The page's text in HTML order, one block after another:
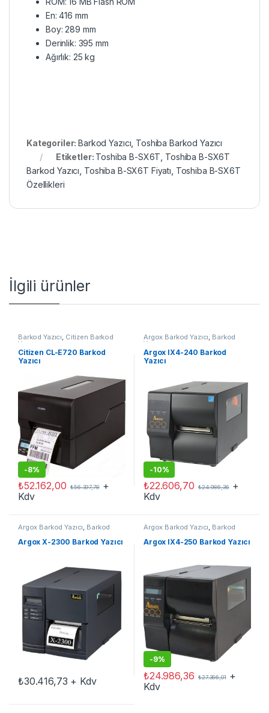
En: 416 mm
Boy: 289 mm
Derinlik: 395 mm
Ağırlık: 25 kg
Kategoriler:Barkod Yazıcı Toshiba Barkod Yazıcı
Etiketler: Toshiba B-SX6T Toshiba B-SX6T
Barkod Yazıcı Toshiba B-SX6T Fiyatı Toshiba B-SX6T
Özellikleri
İlgili ürünler
Barkod Yazıcı, Citizen Barkod
Yazıcı
Citizen CL-E720 Barkod
Yazıcı
-8%
₺52.162,00 ₺56.397,78+
Kdv
Argox Barkod Yazıcı, Barkod
Yazıcı
Argox IX4-240 Barkod
Yazıcı
-10%
₺22.606,70 ₺24.986,36+
Kdv
Argox Barkod Yazıcı Barkod
Yazıcı
Argox X-2300 Barkod Yazıcı
₺30.416,73 + Kdv
Argox Barkod Yazıcı Barkod
Yazıcı
Argox IX4-250 Barkod Yazıcı
-9%
₺24.986,36 ₺27.366,01+
Kdv